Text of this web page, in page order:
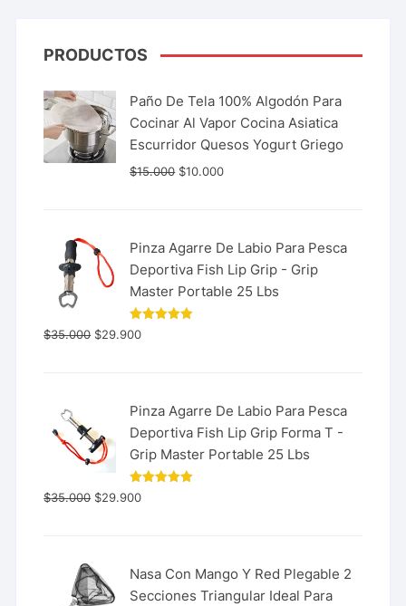
PRODUCTOS
Paño De Tela 100% Algodón Para
Cocinar Al Vapor Cocina Asiatica
Escurridor Quesos Yogurt Griego
$15.000 $10.000
Pinza Agarre De Labio Para Pesca
Deportiva Fish Lip Grip - Grip
Master Portable 25 Lbs
Valorado
con
$35.000 $29.900
Pinza Agarre De Labio Para Pesca
Deportiva Fish Lip Grip Forma T -
Grip Master Portable 25 Lbs
Valorado
con
$35.000 $29.900
Nasa Con Mango Y Red Plegable 2
Secciones Triangular Ideal Para